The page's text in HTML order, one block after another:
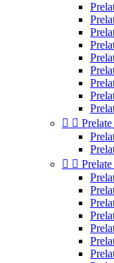
 
 